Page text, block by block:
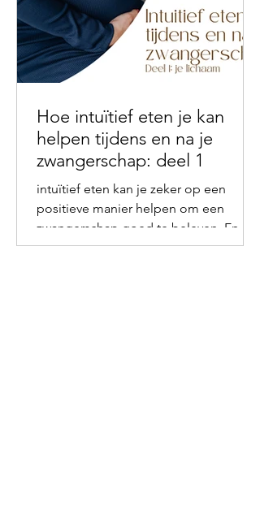
Hoe intuïtief eten je kan
helpen tijdens en na je
zwangerschap: deel 1
intuïtief eten kan je zeker op een
positieve manier helpen om een
zwangerschap goed te beleven. En
niet enkel tijdens, maar ook na je